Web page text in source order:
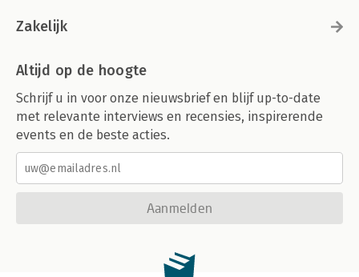
Zakelijk
Altijd op de hoogte
Schrijf u in voor onze nieuwsbrief en blijf up-to-date
met relevante interviews en recensies, inspirerende
events en de beste acties.
Aanmelden